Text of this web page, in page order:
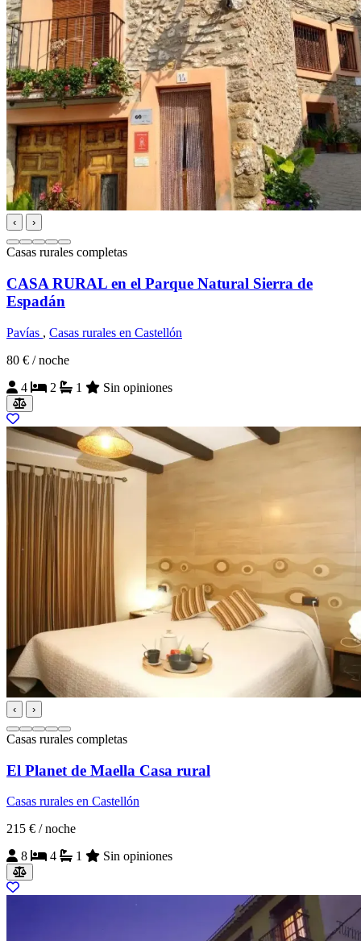
‹ ›
Casas rurales completas
CASA RURAL en el Parque Natural Sierra de
Espadán
Pavías , Casas rurales en Castellón
80 € / noche
4
2 1 Sin opiniones
‹ ›
Casas rurales completas
El Planet de Maella Casa rural
Casas rurales en Castellón
215 € / noche
8
4 1 Sin opiniones